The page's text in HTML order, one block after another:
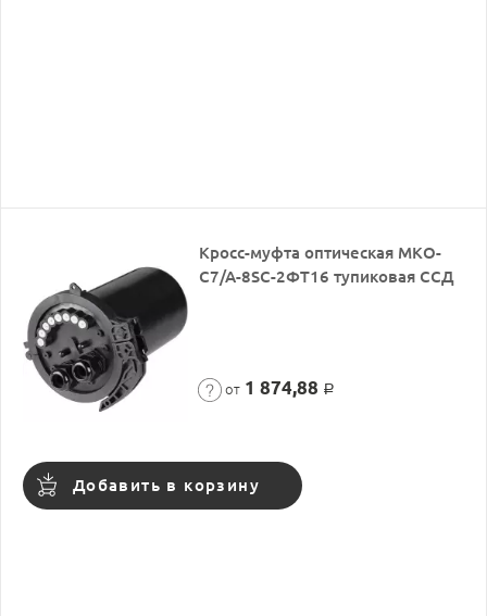
Кросс-муфта оптическая МКО-
С7/А-8SC-2ФТ16 тупиковая ССД
от 1 874,88 Р
Добавить в корзину